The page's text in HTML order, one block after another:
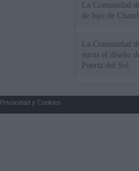
La Comunidad
de lujo de
La Comunidad
euros el diseño
Puerta del Sol
Privacidad y Cookies